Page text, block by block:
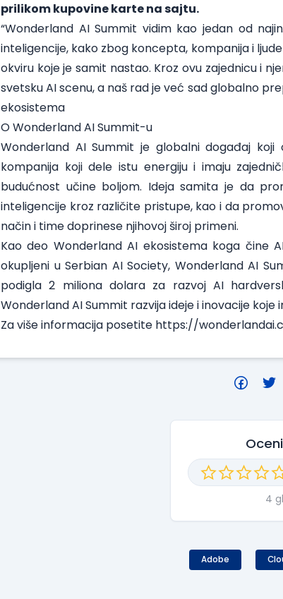
prilikomkupovine karte na sajtu.
“Wonderland AI Summit vidim kao jedan od
inteligencije, kako zbog koncepta, kompanija i
okviru koje je samit nastao. Kroz ovu zajednicu i
svetsku AI scenu, a naš rad je već sad globalno
ekosistema
O Wonderland AI Summit-u
Wonderland AI Summit je globalni događaj
kompanija koji dele istu energiju i imaju
budućnost učine boljom. Ideja samita je da
inteligencije kroz različite pristupe, kao i da
način i time doprinese njihovoj široj primeni.
Kao deo Wonderland AI ekosistema koga čine
okupljeni u Serbian AI Society, Wonderland AI
podigla 2 miliona dolara za razvoj AI
Wonderland AI Summit razvija ideje i inovacije
Za više informacija posetite https://
4
Adobe